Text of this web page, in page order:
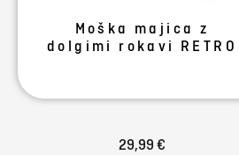
Moška majica z
dolgimi rokavi RETRO
29,99 €